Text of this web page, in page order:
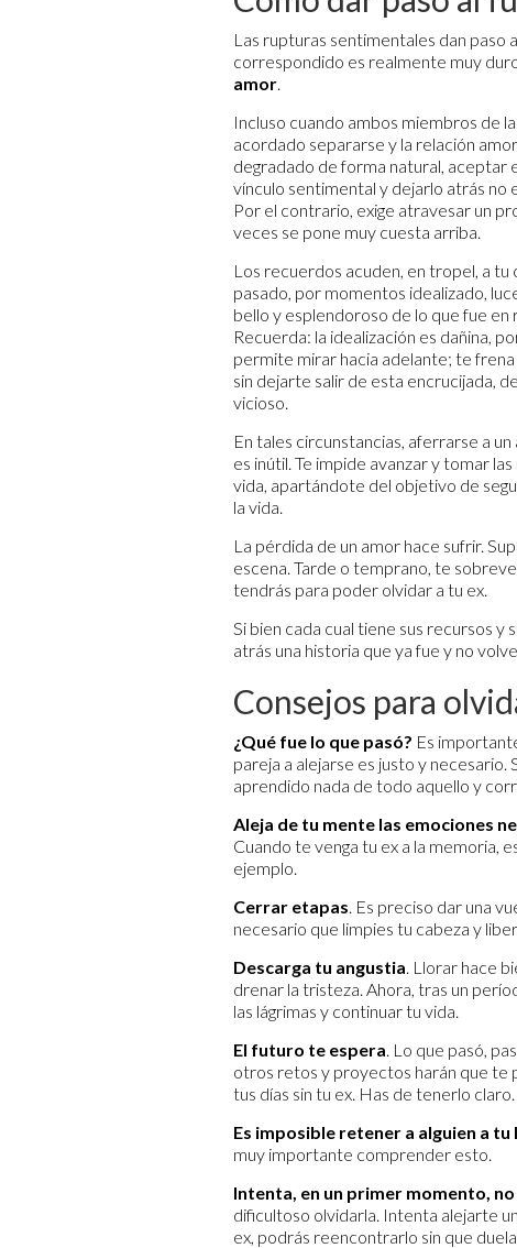
Las rupturas sentimentales dan paso
correspondido es realmente muy
amor.
Incluso cuando ambos miembros de
acordado separarse y la relación
degradado de forma natural, aceptar
vínculo sentimental y dejarlo atrás no
Por el contrario, exige atravesar un
veces se pone muy cuesta arriba.
Los recuerdos acuden, en tropel, a tu
pasado, por momentos idealizado,
bello y esplendoroso de lo que fue en
Recuerda: la idealización es dañina,
permite mirar hacia adelante; te frena
sin dejarte salir de esta encrucijada,
vicioso.
En tales circunstancias, aferrarse a
es inútil. Te impide avanzar y tomar
vida, apartándote del objetivo de
la vida.
La pérdida de un amor hace sufrir.
escena. Tarde o temprano, te
tendrás para poder olvidar a tu ex.
Si bien cada cual tiene sus recursos
atrás una historia que ya fue y no
Consejos para
¿Qué fue lo que pasó? Es
pareja a alejarse es justo y
aprendido nada de todo aquello y
Aleja de tu mente las emociones
Cuando te venga tu ex a la memoria,
ejemplo.
Cerrar etapas. Es preciso dar una
necesario que limpies tu cabeza y
Descarga tu angustia. Llorar hace
drenar la tristeza. Ahora, tras un
las lágrimas y continuar tu vida.
El futuro te espera. Lo que pasó,
otros retos y proyectos harán que te
tus días sin tu ex. Has de tenerlo claro.
Es imposible retener a alguien a tu
muy importante comprender esto.
Intenta, en un primer momento,
dificultoso olvidarla. Intenta alejarte
ex, podrás reencontrarlo sin que